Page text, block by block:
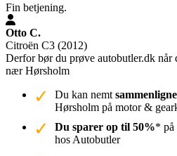
Fin betjening.
Otto C.
Citroën C3 (2012)
Derfor bør du prøve autobutler.dk
nær Hørsholm
Du kan nemt
Hørsholm på motor &
Du sparer op til 50%* på
hos Autobutler